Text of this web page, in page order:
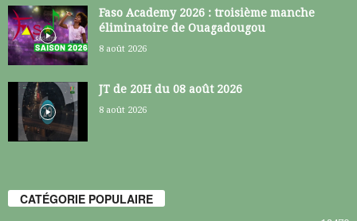
Faso Academy 2026 : troisième manche
éliminatoire de Ouagadougou
8 août 2026
JT de 20H du 08 août 2026
8 août 2026
CATÉGORIE POPULAIRE